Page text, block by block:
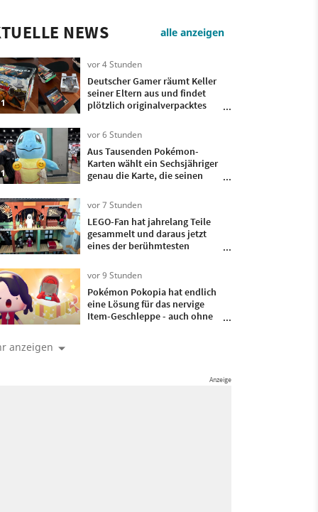
NEWS alle anzeigen
vor 4 Stunden
Deutscher Gamer räumt Keller
seiner Eltern aus und findet
plötzlich originalverpacktes
Transfer-Pak wieder
vor 6 Stunden
Aus Tausenden Pokémon-
Karten wählt ein Sechsjähriger
genau die Karte, die seinen
Vater verband
vor 7 Stunden
LEGO-Fan hat jahrelang Teile
gesammelt und daraus jetzt
eines der berühmtesten
Fernsehgeschichte gebaut
vor 9 Stunden
Pokémon Pokopia hat endlich
eine Lösung für das nervige
Item-Geschleppe - auch ohne
anzeigen